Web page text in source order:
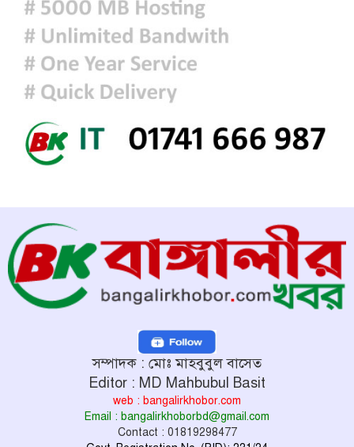
ফ্যাসিবাদবিরোধী আন্দোলনে হত্যাকাণ্ডের
বিচার হবে স্বচ্ছ, নিরপেক্ষ ও বিশ্বাসযোগ্য
: প্রধানমন্ত্রী
সম্পাদক : মোঃ মাহবুবুল বাসেত
Editor : MD Mahbubul Basit
web : bangalirkhobor.com
Email : bangalirkhoborbd@gmail.com
Contact : 01819298477